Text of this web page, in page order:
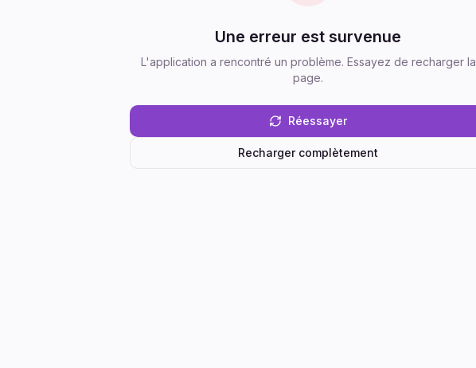
Une erreur est survenue
L'application a rencontré un problème. Essayez de recharger la
page.
Réessayer
Recharger complètement